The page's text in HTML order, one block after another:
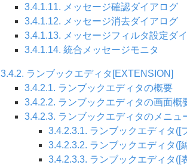
3.4.1.11. メッセージ確認ダイアログ
3.4.1.12. メッセージ消去ダイアログ
3.4.1.13. メッセージフィルタ設定ダ
3.4.1.14. 統合メッセージモニタ
3.4.2. ランブックエディタ[EXTENSION]
3.4.2.1. ランブックエディタの概要
3.4.2.2. ランブックエディタの画面概
3.4.2.3. ランブックエディタのメニュ
3.4.2.3.1. ランブックエディタ([
3.4.2.3.2. ランブックエディタ([
3.4.2.3.3. ランブックエディタ([